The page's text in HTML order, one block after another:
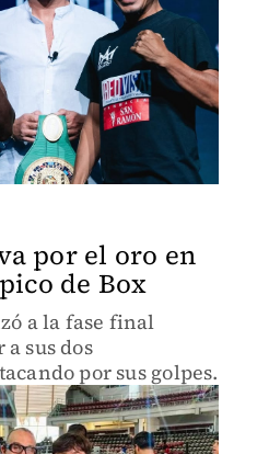
por el oro en
de Box
a la fase final
a sus dos
por sus golpes.